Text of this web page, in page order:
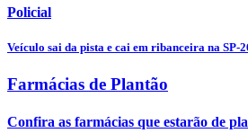
Policial
Veículo sai da pista e cai em ribanceira na SP-
Farmácias de Plantão
Confira as farmácias que estarão de